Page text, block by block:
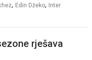
, Edin Džeko,
Inter
rješava